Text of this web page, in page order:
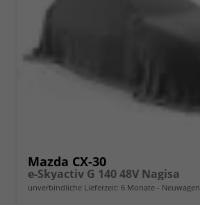
Mazda CX-30
e-Skyactiv G 140 48V Nagisa
unverbindliche Lieferzeit: 6 Monate Neuwagen